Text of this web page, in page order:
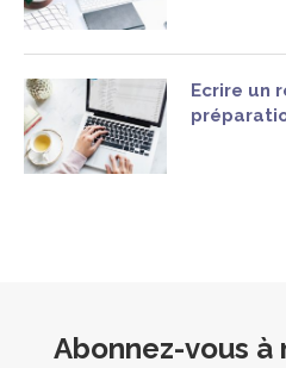
Ecrire un
Abonnez-vous